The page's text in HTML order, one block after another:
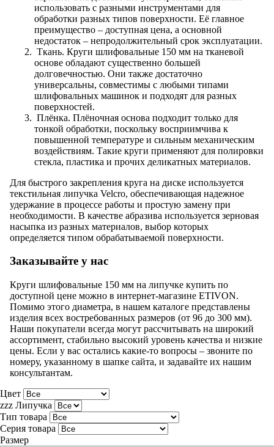
использовать с разными инструментами для
обработки разных типов поверхности. Её главное
преимущество – доступная цена, а основной
недостаток – непродолжительный срок эксплуатации.
Ткань. Круги шлифовальные 150 мм на тканевой
основе обладают существенно большей
долговечностью. Они также достаточно
универсальны, совместимы с любыми типами
шлифовальных машинок и подходят для разных
поверхностей.
Плёнка. Плёночная основа подходит только для
тонкой обработки, поскольку восприимчива к
повышенной температуре и сильным механическим
воздействиям. Такие круги применяют для полировки
стекла, пластика и прочих деликатных материалов.
Для быстрого закрепления круга на диске используется
текстильная липучка Velcro, обеспечивающая надежное
удержание в процессе работы и простую замену при
необходимости. В качестве абразива используется зерновая
насыпка из разных материалов, выбор которых
определяется типом обрабатываемой поверхности.
Заказывайте у нас
Круги шлифовальные 150 мм на липучке купить по
доступной цене можно в интернет-магазине ETIVON.
Помимо этого диаметра, в нашем каталоге представлены
изделия всех востребованных размеров (от 96 до 300 мм).
Наши покупатели всегда могут рассчитывать на широкий
ассортимент, стабильно высокий уровень качества и низкие
цены. Если у вас остались какие-то вопросы – звоните по
номеру, указанному в шапке сайта, и задавайте их нашим
консультантам.
Цвет
zzz Липучка
Тип товара
Серия товара
Размер